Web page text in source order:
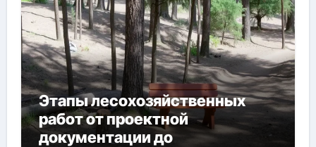
Этапы лесохозяйственных
работ от проектной
документации до